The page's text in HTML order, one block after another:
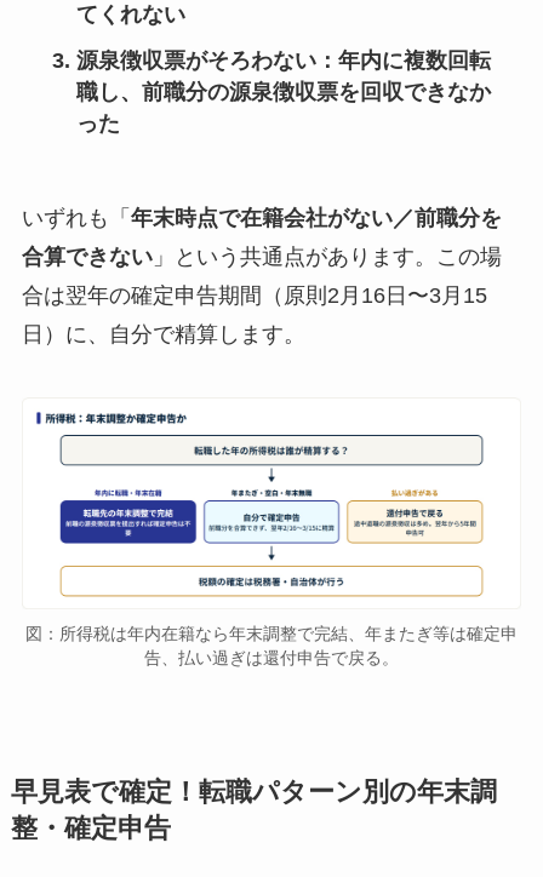
てくれない
源泉徴収票がそろわない：年内に複数回転
職し、前職分の源泉徴収票を回収できなか
った
いずれも「 年末時点で在籍会社がない／前職分を
合算できない」という共通点があります。この場
合は翌年の確定申告期間（原則2月16日〜3月15
日）に、自分で精算します。
図：所得税は年内在籍なら年末調整で完結、年またぎ等は確定申
告、払い過ぎは還付申告で戻る。
早見表で確定！転職パターン別の年末調
整・確定申告